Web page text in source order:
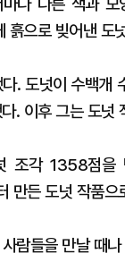
으로 빚어낸 도
. 도넛이 수백개
. 이후 그는 도넛
조각 1358점
든 도넛 작품으
람들을 만날 때